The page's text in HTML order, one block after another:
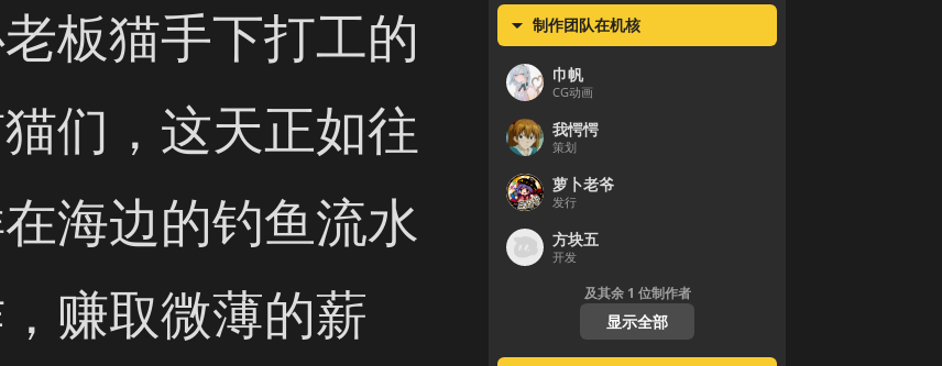
板猫手下打工的
们，这天正如往
海边的钓鱼流水
赚取微薄的薪
制作团队在机核
巾帆
CG动画
我愕愕
策划
萝卜老爷
发行
方块五
开发
及其余 1 位制作者
显示全部